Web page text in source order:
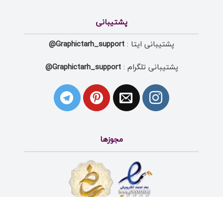
پشتیبانی
پشتیبانی ایتا : Graphictarh_support@
پشتیبانی تلگرام :Graphictarh_support@
مجوزها